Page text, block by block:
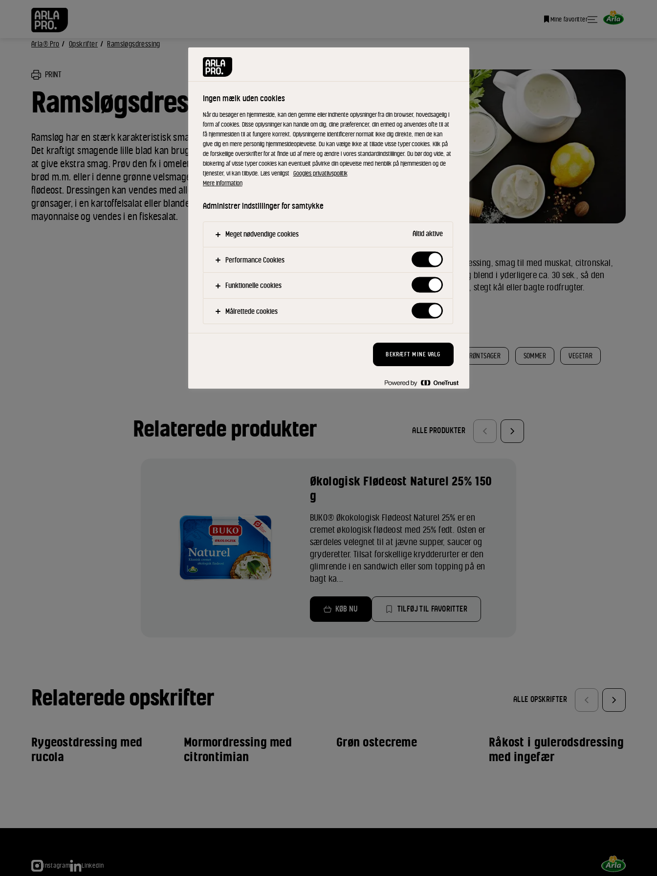
Mine favoritter
Arla® Pro Opskrifter Ramsløgsdressing
PRINT
Ramsløgsdressing
Ramsløg har en stærk karakteristisk smag og lugt af hvidløg.
Det kraftigt smagende lille blad kan bruges i mange retter til
at give ekstra smag. Prøv den fx i omelet, pesto, olie, salat,
brød m.m. eller i denne grønne velsmagende dressing med
flødeost. Dressingen kan vendes med alle ønskelige
grønsager, i en kartoffelsalat eller blandes med lidt
mayonnaise og vendes i en fiskesalat.
Blend ost med mælk og piskefløde til en dressing, smag til med muskat, citronskal,
salt og peber. Tilsæt persille og ramsløg, og blend i yderligere ca. 30 sek., så den
bliver helt grøn af urter. Servering: Til salat, stegt kål eller bagte rodfrugter.
Filtre
GRØNNE RETTER GRØNTSAGER SOMMER VEGETAR
Relaterede produkter ALLE PRODUKTER
Økologisk Flødeost Naturel 25% 150
g
BUKO® Økokologisk Flødeost Naturel 25% er en
cremet økologisk flødeost med 25% fedt. Osten er
særdeles velegnet til at jævne supper, saucer og
gryderetter. Tilsat forskellige krydderurter er den
glimrende i en sandwich eller som topping på en
bagt ka...
KØB NU TILFØJ TIL FAVORITTER
Relaterede opskrifter ALLE OPSKRIFTER
Rygeostdressing med
rucola
Mormordressing med
citrontimian
Grøn ostecreme
Råkost i gulerodsdressing
med ingefær
Instagram LinkedIn
Ingen mælk uden cookies
Når du besøger en hjemmeside, kan den gemme eller indhente oplysninger fra din browser, hovedsagelig i
form af cookies. Disse oplysninger kan handle om dig, dine præferencer, din enhed og anvendes ofte til at
få hjemmesiden til at fungere korrekt. Oplysningerne identificerer normalt ikke dig direkte, men de kan
give dig en mere personlig hjemmesideoplevelse. Du kan vælge ikke at tillade visse typer cookies. Klik på
de forskellige overskrifter for at finde ud af mere og ændre i vores standardindstillinger. Du bør dog vide, at
blokering af visse typer cookies kan eventuelt påvirke din oplevelse med henblik på hjemmesiden og de
tjenester, vi kan tilbyde. Læs venligst Googles privatlivspolitik
Mere information
Administrer indstillinger for samtykke
Meget nødvendige cookies Altid aktive
Performance Cookies
Funktionelle cookies
Målrettede cookies
BEKRÆFT MINE VALG